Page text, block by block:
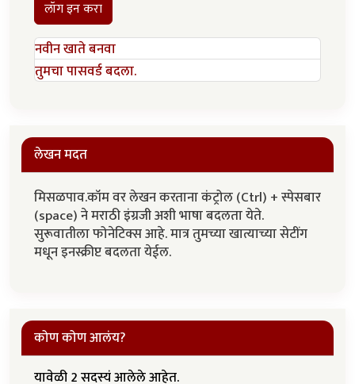
लॉग इन करा
नवीन खाते बनवा
तुमचा पासवर्ड बदला.
लेखन मदत
मिसळपाव.कॉम वर लेखन करताना कंट्रोल (Ctrl) + स्पेसबार
(space) ने मराठी इंग्रजी अशी भाषा बदलता येते.
सुरूवातीला फोनेटिक्स आहे. मात्र तुमच्या खात्याच्या सेटींग
मधून इनस्क्रीप्ट बदलता येईल.
कोण कोण आलंय?
यावेळी 2 सदस्यं आलेले आहेत.